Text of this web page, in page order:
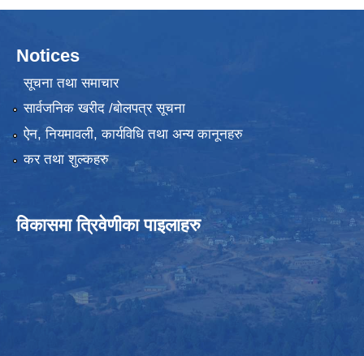
Notices
सूचना तथा समाचार
सार्वजनिक खरीद /बोलपत्र सूचना
ऐन, नियमावली, कार्यविधि तथा अन्य कानूनहरु
कर तथा शुल्कहरु
विकासमा त्रिवेणीका पाइलाहरु